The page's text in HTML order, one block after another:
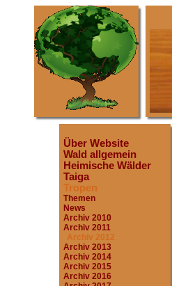
Über Website
Wald allgemein
Heimische Wälder
Taiga
Tropen
Themen
News
Archiv 2010
Archiv 2011
Archiv 2012
Archiv 2013
Archiv 2014
Archiv 2015
Archiv 2016